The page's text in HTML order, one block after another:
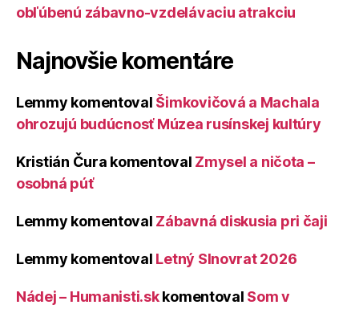
obľúbenú zábavno-vzdelávaciu atrakciu
Najnovšie komentáre
Lemmy komentoval Šimkovičová a Machala
ohrozujú budúcnosť Múzea rusínskej kultúry
Kristián Čura komentoval Zmysel a ničota –
osobná púť
Lemmy komentoval Zábavná diskusia pri čaji
Lemmy komentoval Letný Slnovrat 2026
Nádej – Humanisti.skkomentoval Som v